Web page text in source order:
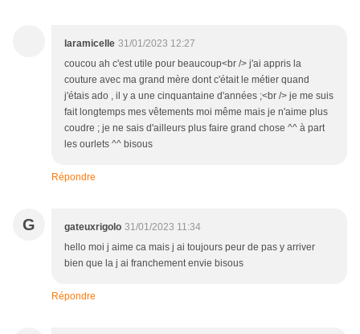
laramicelle 31/01/2023 12:27
coucou ah c'est utile pour beaucoup<br /> j'ai appris la
couture avec ma grand mère dont c'était le métier quand
j'étais ado , il y a une cinquantaine d'années ;<br /> je me suis
fait longtemps mes vêtements moi même mais je n'aime plus
coudre ; je ne sais d'ailleurs plus faire grand chose ^^ à part
les ourlets ^^ bisous
Répondre
G gateuxrigolo 31/01/2023 11:34
hello moi j aime ca mais j ai toujours peur de pas y arriver
bien que la j ai franchement envie bisous
Répondre